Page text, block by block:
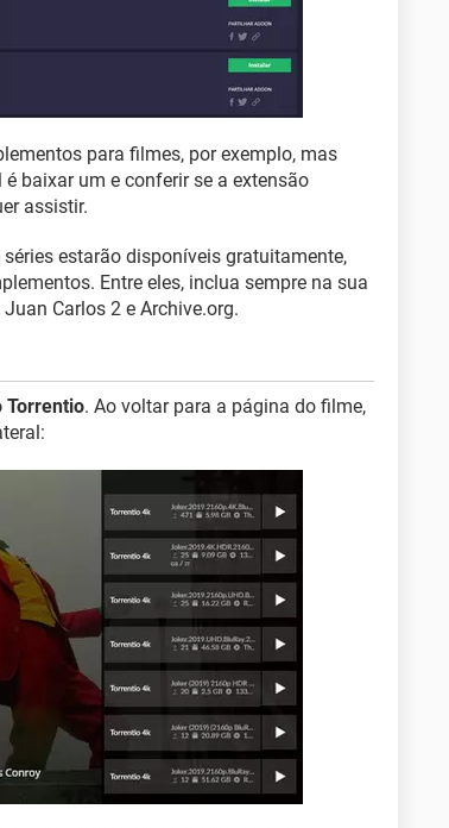
para filmes, por exemplo, mas
baixar um e conferir se a extensão
assistir.
estarão disponíveis gratuitamente,
Entre eles, inclua sempre na sua
Carlos 2 e Archive.org.
Torrentio. Ao voltar para a página do filme,